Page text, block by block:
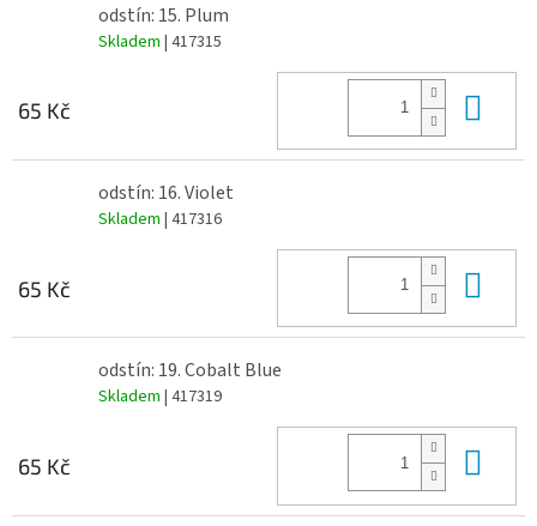
odstín: 15. Plum
Skladem | 417315
65 Kč
odstín: 16. Violet
Skladem | 417316
65 Kč
odstín: 19. Cobalt Blue
Skladem | 417319
65 Kč